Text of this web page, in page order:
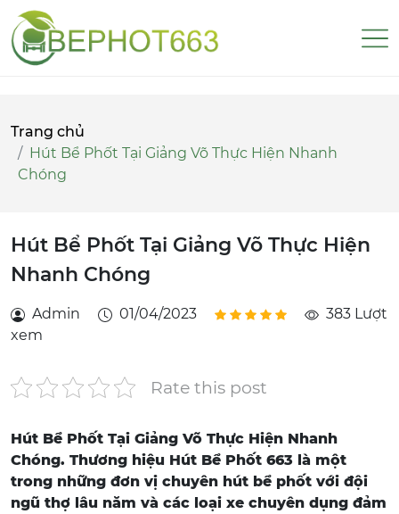
Trang chủ
Hút Bể Phốt Tại Giảng Võ Thực Hiện Nhanh
Chóng
Hút Bể Phốt Tại Giảng Võ Thực Hiện
Nhanh Chóng
Admin 01/04/2023
383 Lượt
xem
Rate this post
Hút Bể Phốt Tại Giảng Võ Thực Hiện Nhanh
Chóng. Thương hiệu Hút Bể Phốt 663 là một
trong những đơn vị chuyên hút bể phốt với đội
ngũ thợ lâu năm và các loại xe chuyên dụng đảm